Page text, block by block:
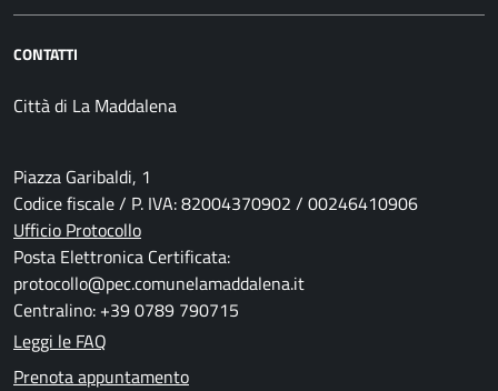
CONTATTI
Città di La Maddalena
Piazza Garibaldi, 1
Codice fiscale / P. IVA: 82004370902 / 00246410906
Ufficio Protocollo
Posta Elettronica Certificata:
protocollo@pec.comunelamaddalena.it
Centralino: +39 0789 790715
Leggi le FAQ
Prenota appuntamento